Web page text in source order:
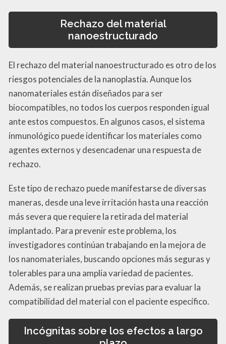
Rechazo del material
nanoestructurado
El rechazo del material nanoestructurado es otro de los
riesgos potenciales de la nanoplastia. Aunque los
nanomateriales están diseñados para ser
biocompatibles, no todos los cuerpos responden igual
ante estos compuestos. En algunos casos, el sistema
inmunológico puede identificar los materiales como
agentes externos y desencadenar una respuesta de
rechazo.
Este tipo de rechazo puede manifestarse de diversas
maneras, desde una leve irritación hasta una reacción
más severa que requiere la retirada del material
implantado. Para prevenir este problema, los
investigadores continúan trabajando en la mejora de
los nanomateriales, buscando opciones más seguras y
tolerables para una amplia variedad de pacientes.
Además, se realizan pruebas previas para evaluar la
compatibilidad del material con el paciente específico.
Incógnitas sobre los efectos a largo